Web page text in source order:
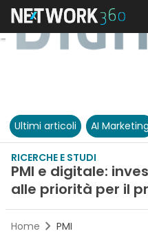
Ultimi articoli AI Marketing
RICERCHE E STUDI
PMI e digitale:
alle priorità per il
Home PMI